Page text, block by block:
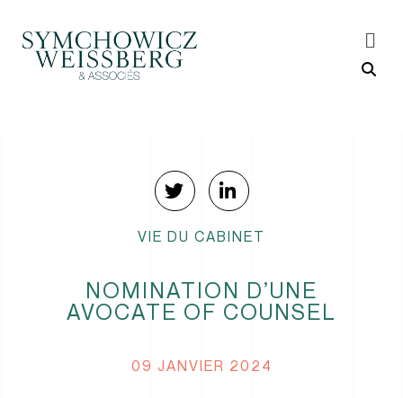
VIE DU CABINET
NOMINATION D’UNE
AVOCATE OF COUNSEL
09 JANVIER 2024